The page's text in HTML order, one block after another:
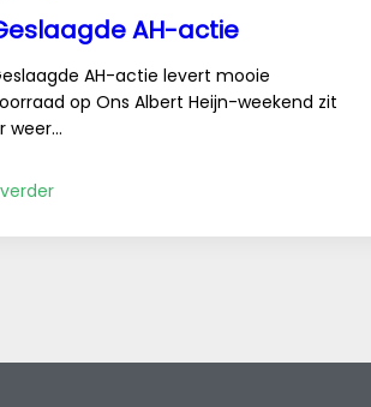
AH-actie
AH-actie levert mooie
op Ons Albert Heijn-weekend zit
weer…
:
AH-